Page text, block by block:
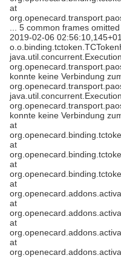
at
... 5 common frames omitted
2019-02-06
konnte keine Verbindung
konnte keine Verbindung
at
at
at
at
at
at
at